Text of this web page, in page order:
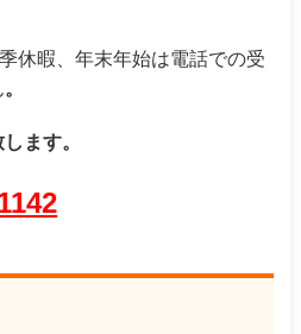
休暇、年末年始は電話での受
。
ます。